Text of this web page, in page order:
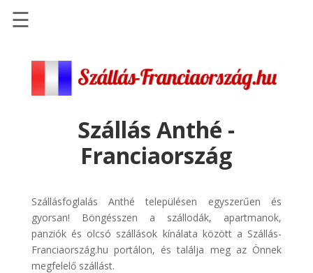
Szállások
Repülőjegy
pénzvisszatérítéssel
Discover
Cars
Transzfer
☰
Szállás Anthé -
Franciaország
Szállásfoglalás Anthé településen egyszerűen és
gyorsan! Böngésszen a szállodák, apartmanok,
panziók és olcsó szállások kínálata között a Szállás-
Franciaország.hu portálon, és találja meg az Önnek
megfelelő szállást.